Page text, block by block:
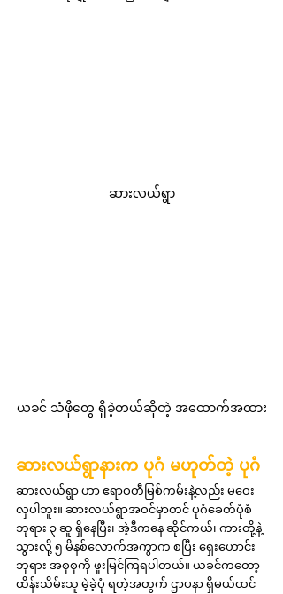
ဆားလယ်ရွာ
ယခင် သံဖိုတွေ ရှိခဲ့တယ်ဆိုတဲ့ အထောက်အထား
ဆားလယ်ရွာနားက ပုဂံ မဟုတ်တဲ့ ပုဂံ
ဆားလယ်ရွာ ဟာ ဧရာဝတီမြစ်ကမ်းနဲ့လည်း မဝေး
လှပါဘူး။ ဆားလယ်ရွာအဝင်မှာတင် ပုဂံခေတ်ပုံစံ
ဘုရား ၃ ဆူ ရှိနေပြီး၊ အဲ့ဒီကနေ ဆိုင်ကယ်၊ ကားတို့နဲ့
သွားလို့ ၅ မိနစ်လောက်အကွာက စပြီး ရှေးဟောင်း
ဘုရား အစုစုကို ဖူးမြင်ကြရပါတယ်။ ယခင်ကတော့
ထိန်းသိမ်းသူ မဲ့ခဲ့ပုံ ရတဲ့အတွက် ဌာပနာ ရှိမယ်ထင်